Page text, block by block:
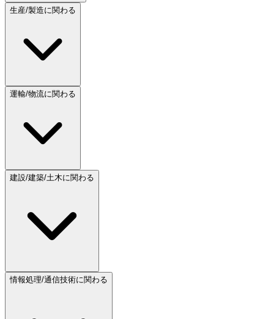
生産/製造に関わる
運輸/物流に関わる
建設/建築/土木に関わる
情報処理/通信技術に関わる